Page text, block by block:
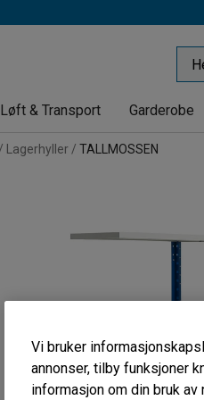
Løft & Transport Garderobe
Lagerhyller TALLMOSSEN
Vi bruker
annonser, tilby funksjoner
informasjon om din bruk